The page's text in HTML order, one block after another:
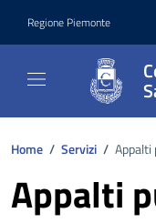
Regione Piemonte
Home / Servizi / Appalti
Appalti